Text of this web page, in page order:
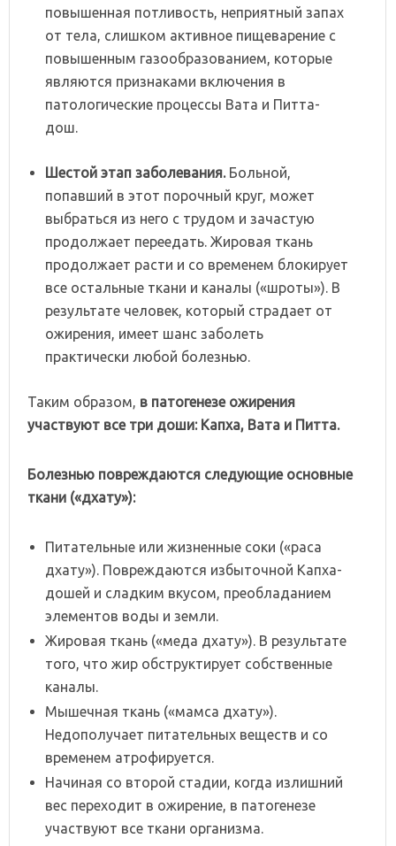
повышенная потливость, неприятный запах
от тела, слишком активное пищеварение с
повышенным газообразованием, которые
являются признаками включения в
патологические процессы Вата и Питта-
дош.
Шестой этап заболевания.Больной,
попавший в этот порочный круг, может
выбраться из него с трудом и зачастую
продолжает переедать. Жировая ткань
продолжает расти и со временем блокирует
все остальные ткани и каналы («шроты»). В
результате человек, который страдает от
ожирения, имеет шанс заболеть
практически любой болезнью.
Таким образом, в патогенезе ожирения
участвуют все три доши: Капха, Вата и Питта.
Болезнью повреждаются следующие основные
ткани («дхату»):
Питательные или жизненные соки («раса
дхату»). Повреждаются избыточной Капха-
дошей и сладким вкусом, преобладанием
элементов воды и земли.
Жировая ткань («меда дхату»). В результате
того, что жир обструктирует собственные
каналы.
Мышечная ткань («мамса дхату»).
Недополучает питательных веществ и со
временем атрофируется.
Начиная со второй стадии, когда излишний
вес переходит в ожирение, в патогенезе
участвуют все ткани организма.